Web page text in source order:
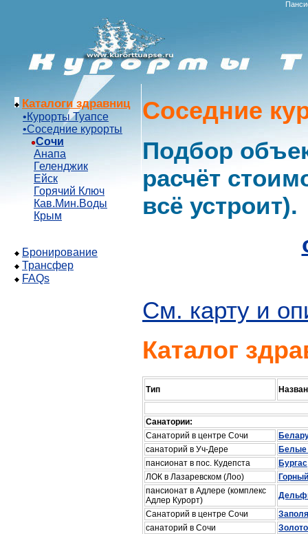
Каталоги здравниц
•Курорты Туапсе
•Соседние курорты
Сочи
Анапа
Геленджик
Ейск
Горячий Ключ
Кав.Мин.Воды
Крым
Бронирование
Трансфер
FAQs
Соседние
Подбор
расчёт
всё устроит).
См. карту и
Каталог
Тип
Санатории:
Санаторий в центре Сочи
санаторий в Уч-Дере
Белые
пансионат в пос. Кудепста
Бургас
ЛОК в Лазаревском (Лоо)
пансионат в Адлере (комплекс
Адлер Курорт)
Санаторий в центре Сочи
санаторий в Сочи